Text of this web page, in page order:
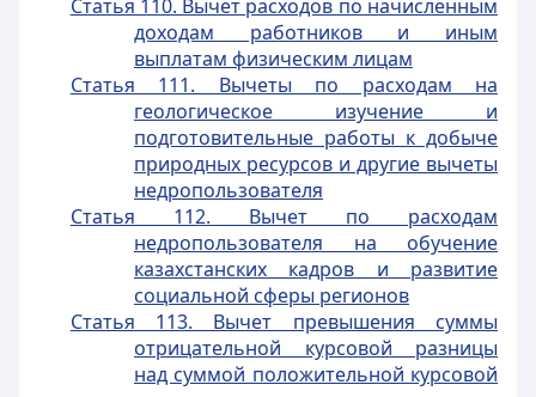
Статья 110. Вычет расходов по начисленным
доходам работников и иным
выплатам физическим лицам
Статья 111. Вычеты по расходам на
геологическое изучение и
подготовительные работы к добыче
природных ресурсов и другие вычеты
недропользователя
Статья 112. Вычет по расходам
недропользователя на обучение
казахстанских кадров и развитие
социальной сферы регионов
Статья 113. Вычет превышения суммы
отрицательной курсовой разницы
над суммой положительной курсовой